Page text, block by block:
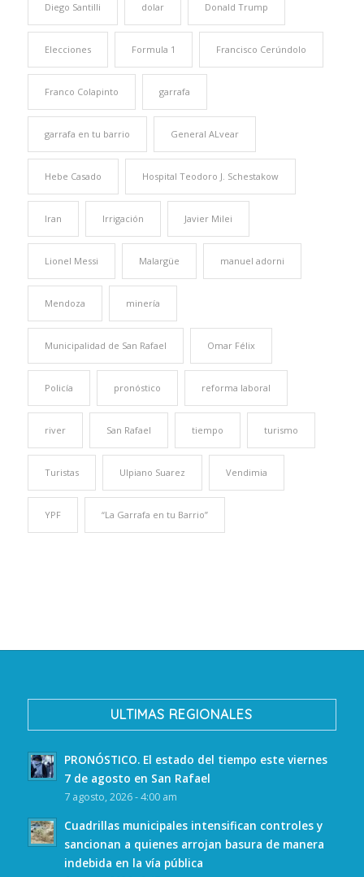
Diego Santilli dolar Donald Trump
Elecciones Formula 1 Francisco Cerúndolo
Franco Colapinto garrafa
garrafa en tu barrio General ALvear
Hebe Casado Hospital Teodoro J. Schestakow
Iran Irrigación Javier Milei
Lionel Messi Malargüe manuel adorni
Mendoza minería
Municipalidad de San Rafael Omar Félix
Policía pronóstico reforma laboral
river San Rafael tiempo turismo
Turistas Ulpiano Suarez Vendimia
YPF “La Garrafa en tu Barrio”
ULTIMAS REGIONALES
PRONÓSTICO. El estado del tiempo este viernes
7 de agosto en San Rafael
7 agosto, 2026 - 4:00 am
Cuadrillas municipales intensifican controles y
sancionan a quienes arrojan basura de manera
indebida en la vía pública